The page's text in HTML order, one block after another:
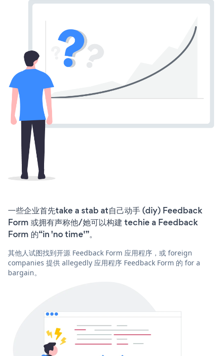
一些企业首先take a stab at自己动手 (diy) Feedback
Form 或拥有声称他/她可以构建 techie a Feedback
Form 的“in 'no time'”。
其他人试图找到开源 Feedback Form 应用程序，或 foreign
companies 提供 allegedly 应用程序 Feedback Form 的 for a
bargain。